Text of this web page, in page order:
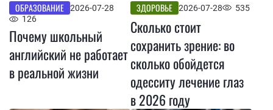
ОБРАЗОВАНИЕ
2026-07-28
126
Почему школьный
английский не работает
в реальной жизни
ЗДОРОВЬЕ 2026-07-28 535
Сколько стоит
сохранить зрение: во
сколько обойдется
одесситу лечение глаз
в 2026 году